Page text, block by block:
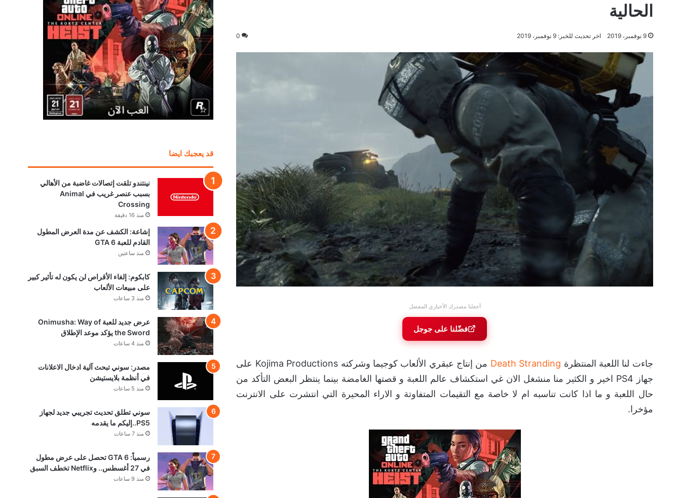
الحالية
9 نوفمبر، 2019 اخر تحديث للخبر: 9 نوفمبر، 2019 0
أجعلنا مصدرك الأخباري المفضل
فضّلنا على جوجل
جاءت لنا اللعبة المنتظرة Death Stranding
من إنتاج عبقري الألعاب كوجيما وشركته Kojima Productions على
جهاز PS4 اخير و الكثير منا منشغل الان غي استكشاف عالم اللعبة و قصتها الغامضة بينما ينتظر البعض التأكد من
حال اللعبة و ما اذا كانت تناسبه ام لا خاصة مع التقيمات المتفاوتة و الاراء المحيرة التي انتشرت على الانترنت
مؤخرا.
قد يعجبك ايضا
نينتندو تلقت إتصالات غاضبة من الأهالي
بسبب عنصر غريب في Animal
Crossing
منذ 16 دقيقة
إشاعة: الكشف عن مدة العرض المطول
القادم للعبة GTA 6
منذ ساعتين
كابكوم: إلغاء الأقراص لن يكون له تأثير كبير
على مبيعات الألعاب
منذ 3 ساعات
عرض جديد للعبة Onimusha: Way of
the Sword يؤكد موعد الإطلاق
منذ 4 ساعات
مصدر: سوني تبحث آلية ادخال الاعلانات
في أنظمة بلايستيشن
منذ 5 ساعات
سوني تطلق تحديث تجريبي جديد لجهاز
PS5..إليكم ما يقدمه
منذ 7 ساعات
رسمياً: GTA 6 تحصل على عرض مطول
في 27 أغسطس.. وNetflix تخطف السبق
منذ 9 ساعات